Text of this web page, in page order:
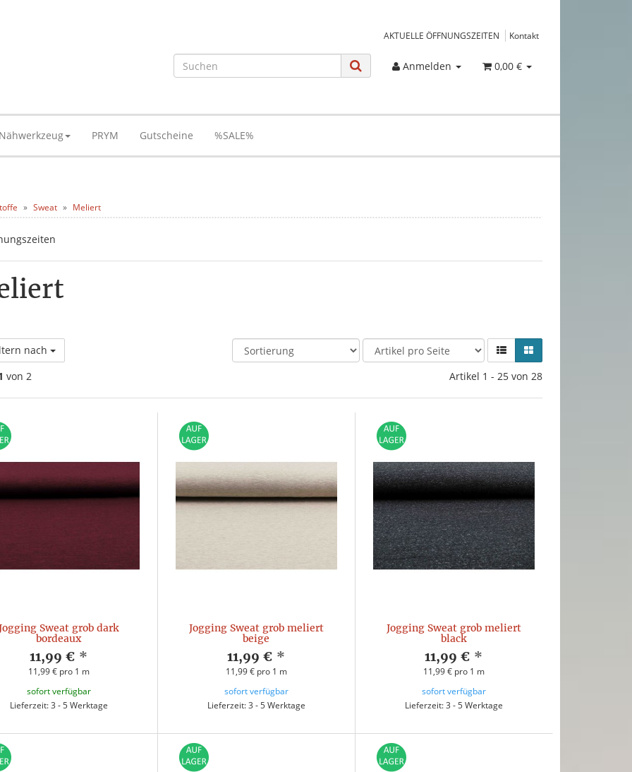
AKTUELLE ÖFFNUNGSZEITEN Kontakt
Anmelden 0,00 €
PRYM Gutscheine %SALE%
Sweat Meliert
nach
von 2 Artikel 1 - 25 von 28
Sweat grob dark
bordeaux
11,99 € *
11,99 € pro 1 m
sofort verfügbar
Lieferzeit: 3 - 5 Werktage
Jogging Sweat grob meliert
beige
11,99 € *
11,99 € pro 1 m
sofort verfügbar
Lieferzeit: 3 - 5 Werktage
Jogging Sweat grob meliert
black
11,99 € *
11,99 € pro 1 m
sofort verfügbar
Lieferzeit: 3 - 5 Werktage